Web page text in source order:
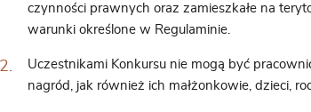
czynności prawnych oraz zamieszkałe na
warunki określone w Regulaminie.
Uczestnikami Konkursu nie mogą być
nagród, jak również ich małżonkowie, dzieci,